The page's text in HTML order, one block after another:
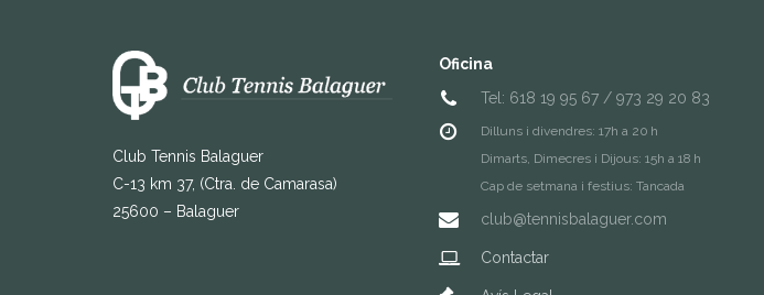
Club Tennis Balaguer
C-13 km 37, (Ctra. de Camarasa)
25600 – Balaguer
Oficina
Tel: 618 19 95 67 / 973 29 20 83
Dilluns i divendres: 17h a 20 h
Dimarts, Dimecres i Dijous: 15h a 18 h
Cap de setmana i festius: Tancada
club@tennisbalaguer.com
Contactar